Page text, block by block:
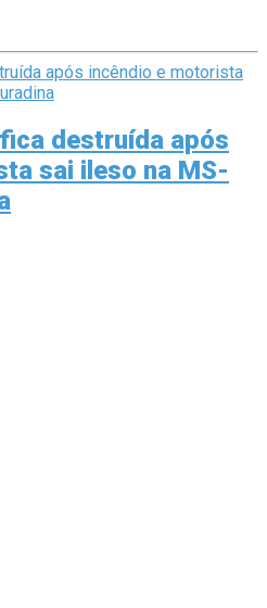
destruída após
sai ileso na MS-